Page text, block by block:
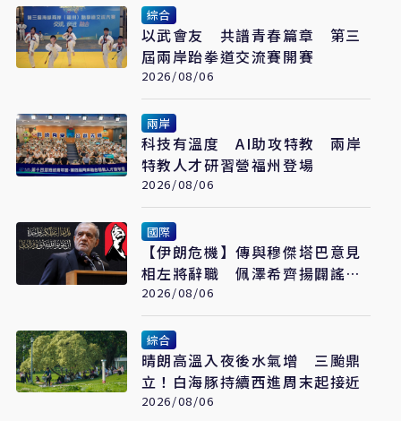
綜合
以武會友 共譜青春篇章 第三
屆兩岸跆拳道交流賽開賽
2026/08/06
兩岸
科技有溫度 AI助攻特教 兩岸
特教人才研習營福州登場
2026/08/06
國際
【伊朗危機】傳與穆傑塔巴意見
相左將辭職 佩澤希齊揚闢謠堅
稱會繼續總統職務
2026/08/06
綜合
晴朗高溫入夜後水氣增 三颱鼎
立！白海豚持續西進周末起接近
2026/08/06